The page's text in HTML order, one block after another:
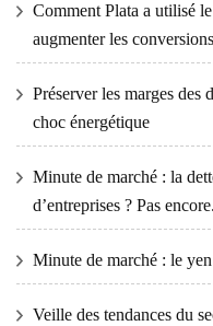
Comment Plata a utilisé
augmenter les
Préserver les marges des
choc énergétique
Minute de marché : la
d’entreprises ? Pas encore.
Minute de marché : le
Veille des tendances du